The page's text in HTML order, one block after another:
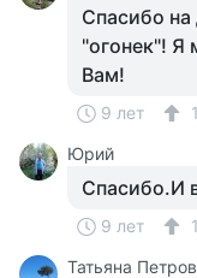
Спасибо
"огонек"! Я
Вам!
9 лет
1
Юрий
Спасибо.И
9 лет
1
Татьяна